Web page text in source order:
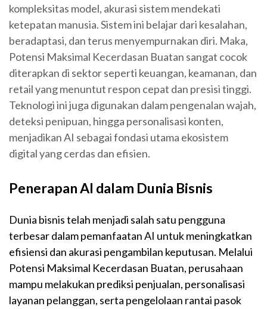
kompleksitas model, akurasi sistem mendekati
ketepatan manusia. Sistem ini belajar dari kesalahan,
beradaptasi, dan terus menyempurnakan diri. Maka,
Potensi Maksimal Kecerdasan Buatan sangat cocok
diterapkan di sektor seperti keuangan, keamanan, dan
retail yang menuntut respon cepat dan presisi tinggi.
Teknologi ini juga digunakan dalam pengenalan wajah,
deteksi penipuan, hingga personalisasi konten,
menjadikan AI sebagai fondasi utama ekosistem
digital yang cerdas dan efisien.
Penerapan AI dalam Dunia Bisnis
Dunia bisnis telah menjadi salah satu pengguna
terbesar dalam pemanfaatan AI untuk meningkatkan
efisiensi dan akurasi pengambilan keputusan. Melalui
Potensi Maksimal Kecerdasan Buatan, perusahaan
mampu melakukan prediksi penjualan, personalisasi
layanan pelanggan, serta pengelolaan rantai pasok